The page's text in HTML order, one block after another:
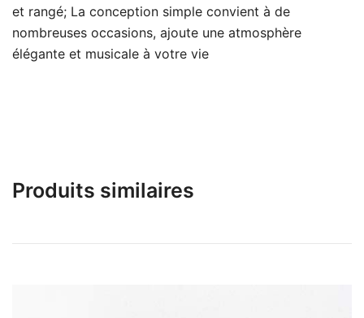
et rangé; La conception simple convient à de
nombreuses occasions, ajoute une atmosphère
élégante et musicale à votre vie
Produits similaires